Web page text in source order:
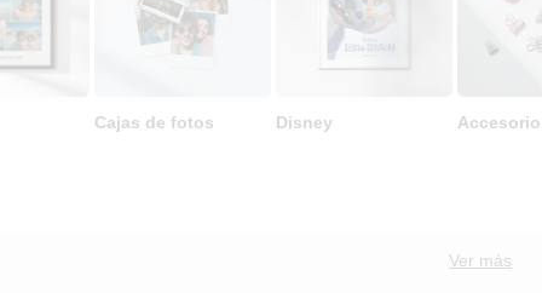
Cajas de fotos Disney Accesorio
Ver más